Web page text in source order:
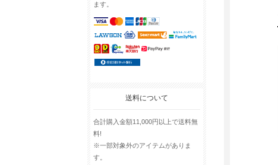
ます。
送料について
合計購入金額11,000円以上で送料無
料!
※一部対象外のアイテムがありま
す。